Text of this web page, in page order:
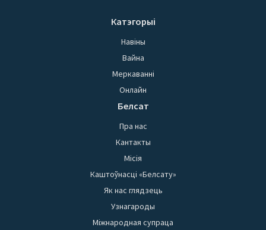
Катэгорыі
Навіны
Вайна
Меркаванні
Онлайн
Белсат
Пра нас
Кантакты
Місія
Каштоўнасці «Белсату»
Як нас глядзець
Узнагароды
Міжнародная супраца